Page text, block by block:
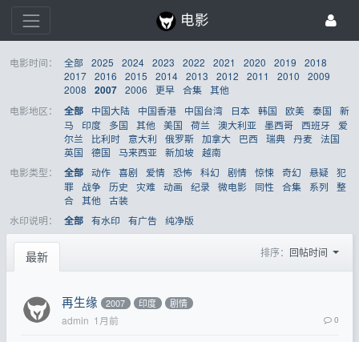
电影
电影时间： 全部 2025 2024 2023 2022 2021 2020 2019
2018
2017 2016 2015 2014 2013 2012 2011 2010
2009
2008
2007 2006 更早 合集 其他
电影地区：
全部 中国大陆 中国香港 中国台湾 日本 韩国 欧美 泰国
新
马
印度 多国 其他 美国 荷兰 澳大利亚 墨西哥 西班牙
爱
尔兰
比利时 意大利 俄罗斯 加拿大 巴西 瑞典 丹麦 法国
英国
德国 马来西亚 新加坡 越南
电影类型：
全部 动作 喜剧 爱情 恐怖 科幻 剧情 惊悚 奇幻 悬疑 犯
罪
战争 历史 灾难 动画 纪录 微电影 同性 合集 系列
整
合 其他 古装
水印说明：
全部 有水印 有广告 纯净版
最新 排序： 回帖时间
再生缘 2007 印度 剧情
admin 1月前 0